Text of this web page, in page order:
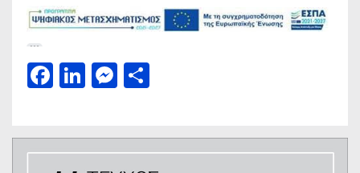
Facebook
LinkedIn
Messenger